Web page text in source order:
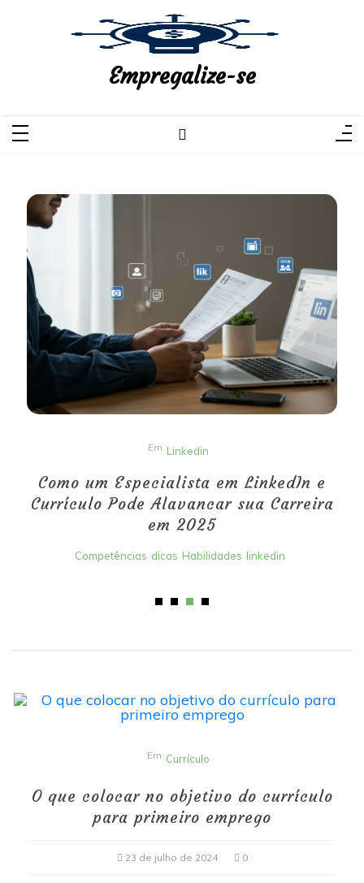
Empregalize-se
Em Linkedin
Como um Especialista em LinkedIn e
Currículo Pode Alavancar sua Carreira
em 2025
Competências dicas Habilidades linkedin
Em Currículo
O que colocar no objetivo do currículo
para primeiro emprego
23 de julho de 2024 0